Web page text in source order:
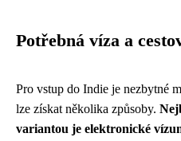
Potřebná víza a
Pro vstup do Indie je nezbytné
lze získat několika způsoby.
variantou je elektronické